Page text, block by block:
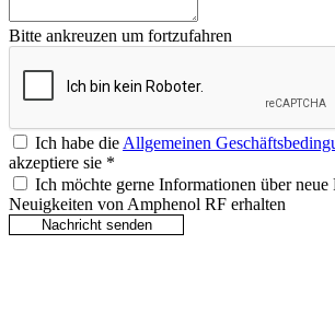
Bitte ankreuzen um fortzufahren
Ich habe die Allgemeinen
akzeptiere sie *
Ich möchte gerne Informationen über neue
Neuigkeiten von Amphenol RF erhalten